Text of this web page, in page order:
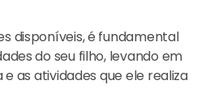
disponíveis, é fundamental
do seu filho, levando em
as atividades que ele realiza